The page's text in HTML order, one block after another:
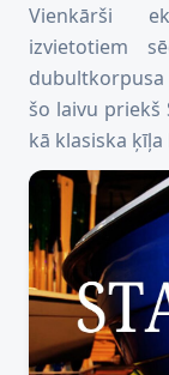
Vienkārši
izvietotiem
šo laivu priekš
kā klasiska ķīļa